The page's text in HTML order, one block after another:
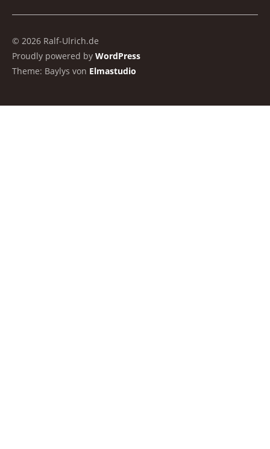
© 2026 Ralf-Ulrich.de
Proudly powered by WordPress
Theme: Baylys von Elmastudio